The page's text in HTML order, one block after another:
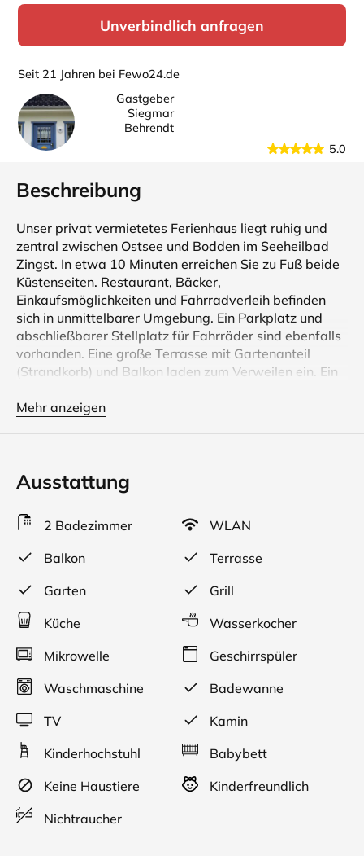
Unverbindlich anfragen
Seit 21 Jahren bei Fewo24.de
Gastgeber
Siegmar
Behrendt
5.0
Beschreibung
Unser privat vermietetes Ferienhaus liegt ruhig und
zentral zwischen Ostsee und Bodden im Seeheilbad
Zingst. In etwa 10 Minuten erreichen Sie zu Fuß beide
Küstenseiten. Restaurant, Bäcker,
Einkaufsmöglichkeiten und Fahrradverleih befinden
sich in unmittelbarer Umgebung. Ein Parkplatz und
abschließbarer Stellplatz für Fahrräder sind ebenfalls
vorhanden. Eine große Terrasse mit Gartenanteil
(Strandkorb) und Balkon laden zum Verweilen ein. Ein
Anreise ab 16 Uhr, Abreise bis 10 Uhr. Kostenloses
Adresse ist 18374 Zingst Breiter Weg 1a
Unser modernes Ferienhaus (Doppelhaushälfte) wurde
2020 neu erbaut. Es bietet viel Platz und Raum für
Erholung und Urlaub für die ganze Familie. Die
großzügige Terrasse mit Gartenanteil lädt zum
Entspannen ein. Eine Grillmöglichkeit ist vorhanden.
werden lässt, dann kann im Kamin ein gemütliches
Mehr anzeigen
Ausstattung
2 Badezimmer
WLAN
Balkon
Terrasse
Garten
Grill
Küche
Wasserkocher
Mikrowelle
Geschirrspüler
Waschmaschine
Badewanne
TV
Kamin
Kinderhochstuhl
Babybett
Keine Haustiere
Kinderfreundlich
Nichtraucher